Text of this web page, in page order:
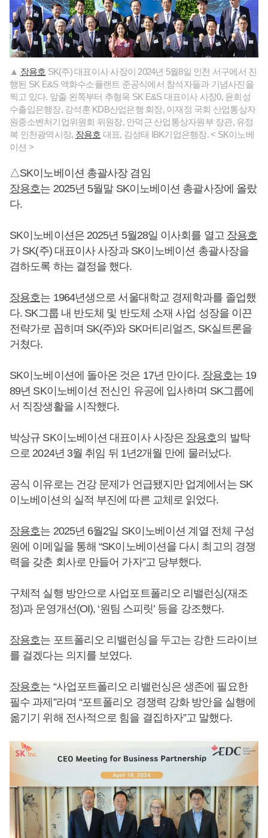
▲ 장용호 SK(주) 대표이사 사장이 2024년 5월8일 인천 서구에서 진
행된 SK E&S 액화수소플랜트 준공식에서 참석자들과 기념사진을
찍고 있다. 앞줄 왼쪽부터 추형욱 SK E&S 대표이사 사장0, 윤희성
수출입은행장, 강석훈 KDB산업은행 회장, 이재정 국회 산업통상자
원중소벤처기업위원회 위원장, 안덕근 산업통상자원부 장관, 유정
복 인천광역시장, 장용호 대표, 김성태 IBK기업은행장. < SK이노베
이션 >
△SK이노베이션 총괄사장 겸임
장용호는 2025년 5월말 SK이노베이션 총괄사장에 올랐
다.
SK이노베이션은 2025년 5월28일 이사회를 열고 장용호
가 SK(주) 대표이사 사장과 SK이노베이션 총괄사장을
겸하도록 하는 결정을 했다.
장용호는 1964년생으로 서울대학교 경제학과를 졸업했
다. SK그룹 내 반도체 및 반도체 소재 사업 성장을 이끈
전략가로 꼽히며 SK(주)와 SK머티리얼즈, SK실트론을
거쳤다.
SK이노베이션에 돌아온 것은 17년 만이다. 장용호는 19
89년 SK이노베이션 전신인 유공에 입사하며 SK그룹에
서 직장생활을 시작했다.
박상규 SK이노베이션 대표이사 사장은 장용호의 발탁
으로 2024년 3월 취임 뒤 1년2개월 만에 물러났다.
공식 이유로는 건강 문제가 언급됐지만 업계에서는 SK
이노베이션의 실적 부진에 따른 교체로 읽었다.
장용호는 2025년 6월2일 SK이노베이션 계열 전체 구성
원에 이메일을 통해 “SK이노베이션을 다시 최고의 경쟁
력을 갖춘 회사로 만들어 가자”고 당부했다.
구체적 실행 방안으로 사업포트폴리오 리밸런싱(재조
정)과 운영개선(OI), ‘원팀 스피릿’ 등을 강조했다.
장용호는 포트폴리오 리밸런싱을 두고는 강한 드라이브
를 걸겠다는 의지를 보였다.
장용호는 “사업포트폴리오 리밸런싱은 생존에 필요한
필수 과제”라며 “포트폴리오 경쟁력 강화 방안을 실행에
옮기기 위해 전사적으로 힘을 결집하자”고 말했다.